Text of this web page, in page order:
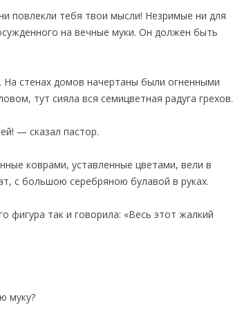
повлекли тебя твои мысли! Незримые ни для
на вечные муки. Он должен быть
стенах домов начертаны были огненными
тут сияла вся семицветная радуга грехов.
— сказал пастор.
коврами, уставленные цветами, вели в
с большою серебряною булавой в руках.
фигура так и говорила: «Весь этот жалкий
муку?